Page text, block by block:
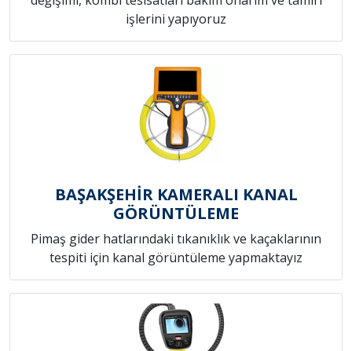
işlerini yapıyoruz
BAŞAKŞEHİR KAMERALI KANAL
GÖRÜNTÜLEME
Pimaş gider hatlarındaki tıkanıklık ve kaçaklarının
tespiti için kanal görüntüleme yapmaktayız